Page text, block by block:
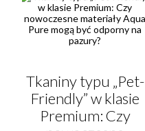
Tkaniny typu „Pet-
Friendly” w klasie
Premium: Czy